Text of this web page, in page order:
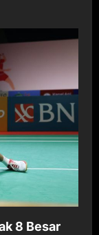
8 Besar